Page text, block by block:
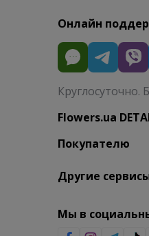
Онлайн
Круглосуточно.
Flowers.ua
Покупателю
Другие
Мы в